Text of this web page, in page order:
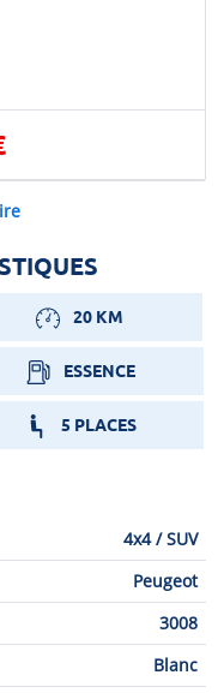
20 KM
ESSENCE
5 PLACES
4x4 / SUV
Peugeot
3008
Blanc